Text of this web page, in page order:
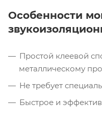
Особенности
Простой клеевой
металлическому
Не требует
Быстрое и